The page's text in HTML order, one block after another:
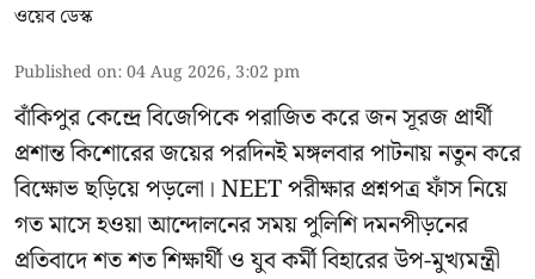
ওয়েব ডেস্ক
Published on:04 Aug 2026, 3:02 pm
বাঁকিপুর কেন্দ্রে বিজেপিকে পরাজিত করে জন সূরজ প্রার্থী
প্রশান্ত কিশোরের জয়ের পরদিনই মঙ্গলবার পাটনায় নতুন করে
বিক্ষোভ ছড়িয়ে পড়লো। NEET পরীক্ষার প্রশ্নপত্র ফাঁস নিয়ে
গত মাসে হওয়া আন্দোলনের সময় পুলিশি দমনপীড়নের
প্রতিবাদে শত শত শিক্ষার্থী ও যুব কর্মী বিহারের উপ-মুখ্যমন্ত্রী